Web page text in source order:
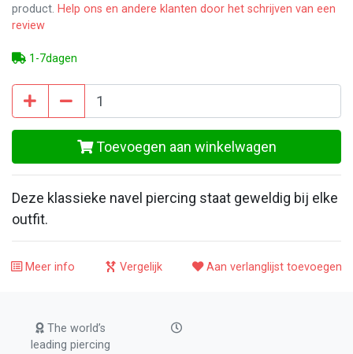
product. Help ons en andere klanten door het schrijven van een
review
1-7dagen
Toevoegen aan winkelwagen
Deze klassieke navel piercing staat geweldig bij elke
outfit.
Meer info Vergelijk Aan verlanglijst toevoegen
The world’s
leading piercing